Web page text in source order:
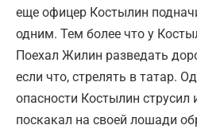
еще офицер Костылин
одним. Тем более что у
Поехал Жилин разведать
если что, стрелять в татар.
опасности Костылин струсил
поскакал на своей лошади